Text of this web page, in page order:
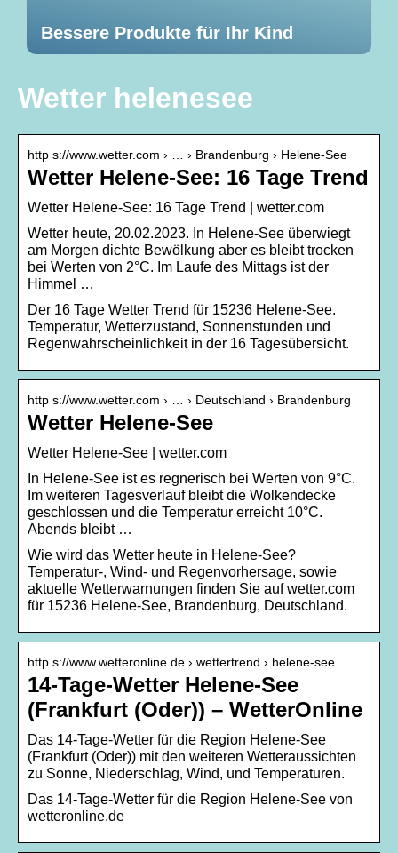
Bessere Produkte für Ihr Kind
Wetter helenesee
http s://www.wetter.com › … › Brandenburg › Helene-See
Wetter Helene-See: 16 Tage Trend
Wetter Helene-See: 16 Tage Trend | wetter.com
Wetter heute, 20.02.2023. In Helene-See überwiegt
am Morgen dichte Bewölkung aber es bleibt trocken
bei Werten von 2°C. Im Laufe des Mittags ist der
Himmel …
Der 16 Tage Wetter Trend für 15236 Helene-See.
Temperatur, Wetterzustand, Sonnenstunden und
Regenwahrscheinlichkeit in der 16 Tagesübersicht.
http s://www.wetter.com › … › Deutschland › Brandenburg
Wetter Helene-See
Wetter Helene-See | wetter.com
In Helene-See ist es regnerisch bei Werten von 9°C.
Im weiteren Tagesverlauf bleibt die Wolkendecke
geschlossen und die Temperatur erreicht 10°C.
Abends bleibt …
Wie wird das Wetter heute in Helene-See?
Temperatur-, Wind- und Regenvorhersage, sowie
aktuelle Wetterwarnungen finden Sie auf wetter.com
für 15236 Helene-See, Brandenburg, Deutschland.
http s://www.wetteronline.de › wettertrend › helene-see
14-Tage-Wetter Helene-See
(Frankfurt (Oder)) – WetterOnline
Das 14-Tage-Wetter für die Region Helene-See
(Frankfurt (Oder)) mit den weiteren Wetteraussichten
zu Sonne, Niederschlag, Wind, und Temperaturen.
Das 14-Tage-Wetter für die Region Helene-See von
wetteronline.de